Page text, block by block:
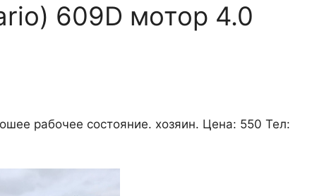
609D мотор 4.0
рабочее состояние. хозяин. Цена: 550 Тел: